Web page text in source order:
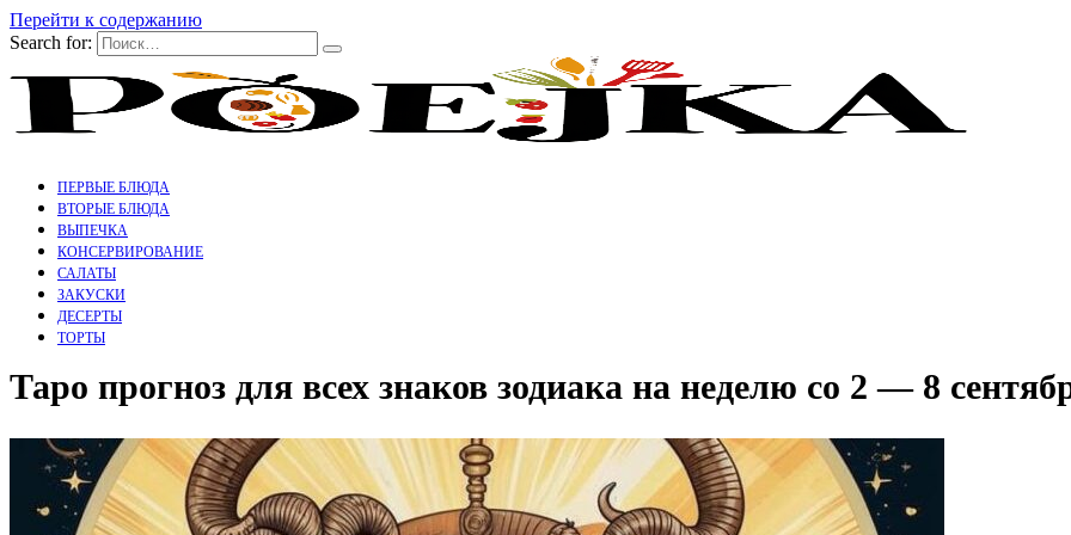
Перейти к содержанию
Search for:
ПЕРВЫЕ БЛЮДА
ВТОРЫЕ БЛЮДА
ВЫПЕЧКА
КОНСЕРВИРОВАНИЕ
САЛАТЫ
ЗАКУСКИ
ДЕСЕРТЫ
ТОРТЫ
Таро прогноз для всех знаков зодиака на неделю со 2 — 8